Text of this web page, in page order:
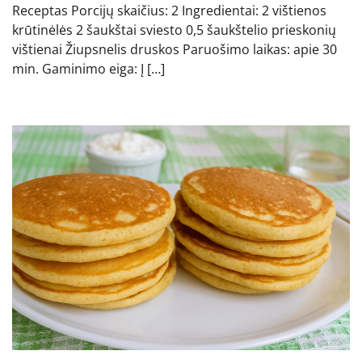
Receptas Porcijų skaičius: 2 Ingredientai: 2 vištienos
krūtinėlės 2 šaukštai sviesto 0,5 šaukštelio prieskonių
vištienai Žiupsnelis druskos Paruošimo laikas: apie 30
min. Gaminimo eiga: Į […]